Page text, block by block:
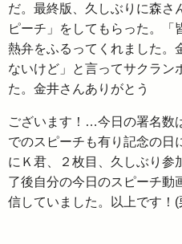
だ。最終版、久しぶりに森さ
ピーチ」をしてもらった。
熱弁をふるってくれました。
ないけど」と言ってサクラン
た。金井さんありがとう
ございます！…今日の署名数
でのスピーチも有り記念の日
にＫ君、２枚目、久しぶり参
了後自分の今日のスピーチ動
信していました。以上です！(